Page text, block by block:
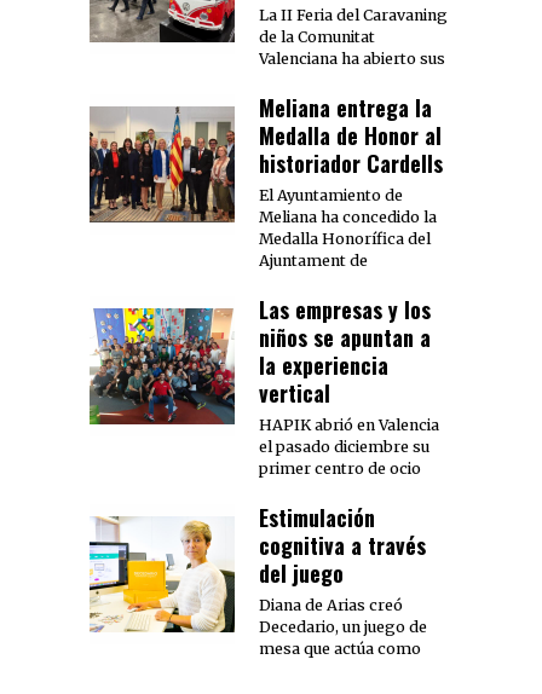
La II Feria del Caravaning
de la Comunitat
Valenciana ha abierto sus
Meliana entrega la
Medalla de Honor al
historiador Cardells
El Ayuntamiento de
Meliana ha concedido la
Medalla Honorífica del
Ajuntament de
Las empresas y los
niños se apuntan a
la experiencia
vertical
HAPIK abrió en Valencia
el pasado diciembre su
primer centro de ocio
Estimulación
cognitiva a través
del juego
Diana de Arias creó
Decedario, un juego de
mesa que actúa como